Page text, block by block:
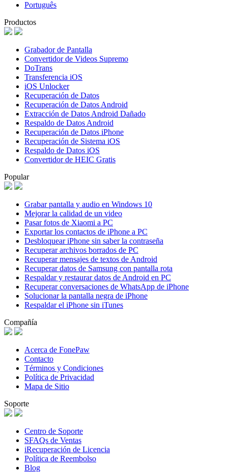
Português
Productos
Grabador de Pantalla
Convertidor de Videos Supremo
DoTrans
Transferencia iOS
iOS Unlocker
Recuperación de Datos
Recuperación de Datos Android
Extracción de Datos Android Dañado
Respaldo de Datos Android
Recuperación de Datos iPhone
Recuperación de Sistema iOS
Respaldo de Datos iOS
Convertidor de HEIC Gratis
Popular
Grabar pantalla y audio en Windows 10
Mejorar la calidad de un video
Pasar fotos de Xiaomi a PC
Exportar los contactos de iPhone a PC
Desbloquear iPhone sin saber la contraseña
Recuperar archivos borrados de PC
Recuperar mensajes de textos de Android
Recuperar datos de Samsung con pantalla rota
Respaldar y restaurar datos de Android en PC
Recuperar conversaciones de WhatsApp de iPhone
Solucionar la pantalla negra de iPhone
Respaldar el iPhone sin iTunes
Compañía
Acerca de FonePaw
Contacto
Términos y Condiciones
Política de Privacidad
Mapa de Sitio
Soporte
Centro de Soporte
SFAQs de Ventas
iRecuperación de Licencia
Política de Reembolso
Blog